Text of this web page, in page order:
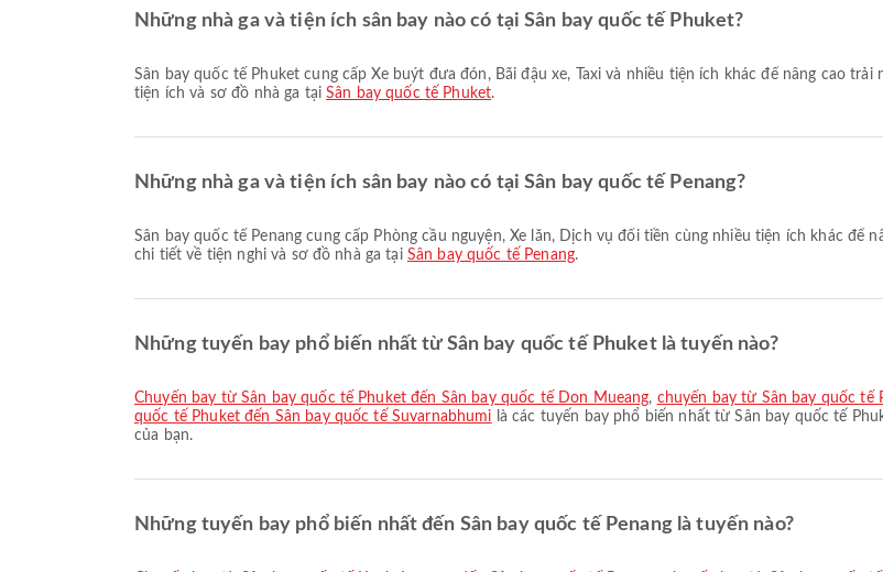
Những nhà ga và tiện ích sân bay nào có tại Sân bay quốc tế Phuket?
Sân bay quốc tế Phuket cung cấp Xe buýt đưa đón, Bãi đậu xe, Taxi và nhiều tiện ích khác để nâng cao trải nghiệm chuyến đi của bạn. Bạn có thể xem thông tin chi tiết về
tiện ích và sơ đồ nhà ga tạiSân bay quốc tế Phuket.
Những nhà ga và tiện ích sân bay nào có tại Sân bay quốc tế Penang?
Sân bay quốc tế Penang cung cấp Phòng cầu nguyện, Xe lăn, Dịch vụ đổi tiền cùng nhiều tiện ích khác để nâng cao trải nghiệm chuyến đi của bạn. Bạn có thể xem thông tin
chi tiết về tiện nghi và sơ đồ nhà ga tại Sân bay quốc tế Penang.
Những tuyến bay phổ biến nhất từ Sân bay quốc tế Phuket là tuyến nào?
chuyến bay từ Sân bay quốc tế Phuket đến Sân bay quốc tế Don Mueang, chuyến bay từ Sân bay quốc tế
quốc tế Phuket đến Sân bay quốc tế Suvarnabhumi là các tuyến bay phổ biến nhất từ Sân bay quốc tế
của bạn.
Những tuyến bay phổ biến nhất đến Sân bay quốc tế Penang là tuyến nào?